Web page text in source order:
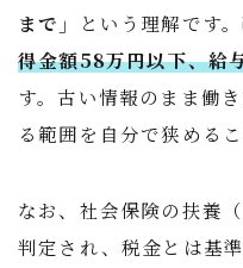
まで」
という理解です
得金額58万円以下、給
す。古い情報のまま働
る範囲を自分で狭める
なお、社会保険の扶養
判定され、税金とは基